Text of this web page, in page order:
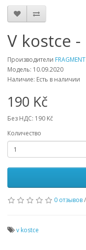
V kostce
Производители FRAGMENT
Модель: 10.09.2020
Наличие: Есть в наличии
190 Kč
Без НДС: 190 Kč
Количество
0 отзывов/
v kostce